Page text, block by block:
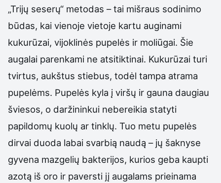
„Trijų seserų“ metodas – tai mišraus sodinimo
būdas, kai vienoje vietoje kartu auginami
kukurūzai, vijoklinės pupelės ir moliūgai. Šie
augalai parenkami ne atsitiktinai. Kukurūzai turi
tvirtus, aukštus stiebus, todėl tampa atrama
pupelėms. Pupelės kyla į viršų ir gauna daugiau
šviesos, o daržininkui nebereikia statyti
papildomų kuolų ar tinklų. Tuo metu pupelės
dirvai duoda labai svarbią naudą – jų šaknyse
gyvena mazgelių bakterijos, kurios geba kaupti
azotą iš oro ir paversti jį augalams prieinama